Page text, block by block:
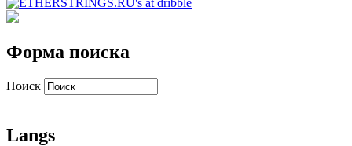
Форма поиска
Поиск
Langs